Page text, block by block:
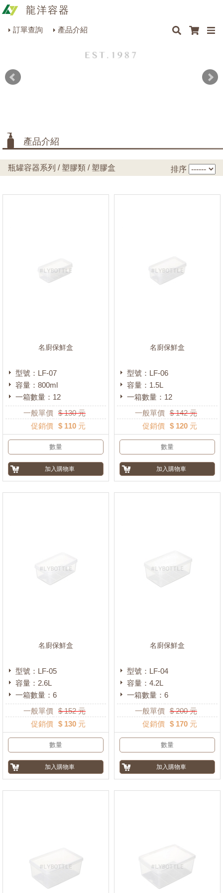
龍洋容器
訂單查詢
產品介紹
美容用品系列
最新消息 聯絡我們
產品介紹
瓶罐容器系列 / 塑膠類 / 塑膠盒 排序
名廚保鮮盒
型號：LF-07
容量：800ml
一箱數量：12
一般單價 $130元
促銷價 $ 110 元
名廚保鮮盒
型號：LF-06
容量：1.5L
一箱數量：12
一般單價 $142元
促銷價 $ 120 元
名廚保鮮盒
型號：LF-05
容量：2.6L
一箱數量：6
一般單價 $152元
促銷價 $ 130 元
名廚保鮮盒
型號：LF-04
容量：4.2L
一箱數量：6
一般單價 $200元
促銷價 $ 170 元